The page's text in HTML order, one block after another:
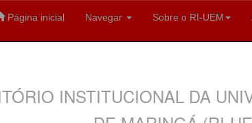
Página inicial Navegar Sobre o RI-UEM
INSTITUCIONAL DA